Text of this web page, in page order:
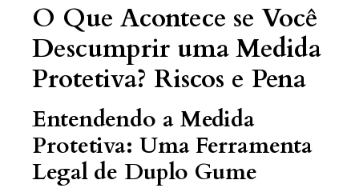
O Que Acontece se Você
Descumprir uma Medida
Protetiva? Riscos e Pena
Entendendo a Medida
Protetiva: Uma Ferramenta
Legal de Duplo Gume